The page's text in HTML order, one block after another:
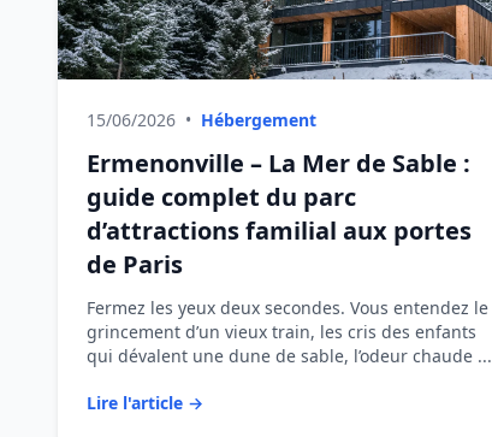
15/06/2026 • Hébergement
Ermenonville – La Mer de Sable :
guide complet du parc
d’attractions familial aux portes
de Paris
Fermez les yeux deux secondes. Vous entendez le
grincement d’un vieux train, les cris des enfants
qui dévalent une dune de sable, l’odeur chaude ...
Lire l'article →